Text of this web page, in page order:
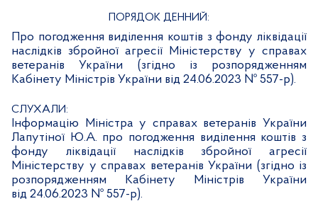
ПОРЯДОК ДЕННИЙ:
Про погодження виділення коштів з фонду ліквідації
наслідків збройної агресії Міністерству у справах
ветеранів України (згідно із розпорядженням
Кабінету Міністрів України від 24.06.2023 № 557-р).
СЛУХАЛИ:
Інформацію Міністра у справах ветеранів України
Лапутіної Ю.А. про погодження виділення коштів з
фонду ліквідації наслідків збройної агресії
Міністерству у справах ветеранів України (згідно із
розпорядженням Кабінету Міністрів України
від 24.06.2023 № 557-р).